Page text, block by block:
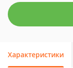
Характеристики